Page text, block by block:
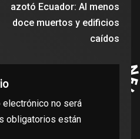
azotó Ecuador: Al menos
doce muertos y edificios
caídos
electrónico no será
obligatorios están